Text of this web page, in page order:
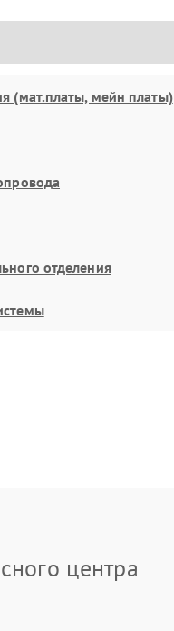
(мат.платы, мейн платы)
отделения
центра